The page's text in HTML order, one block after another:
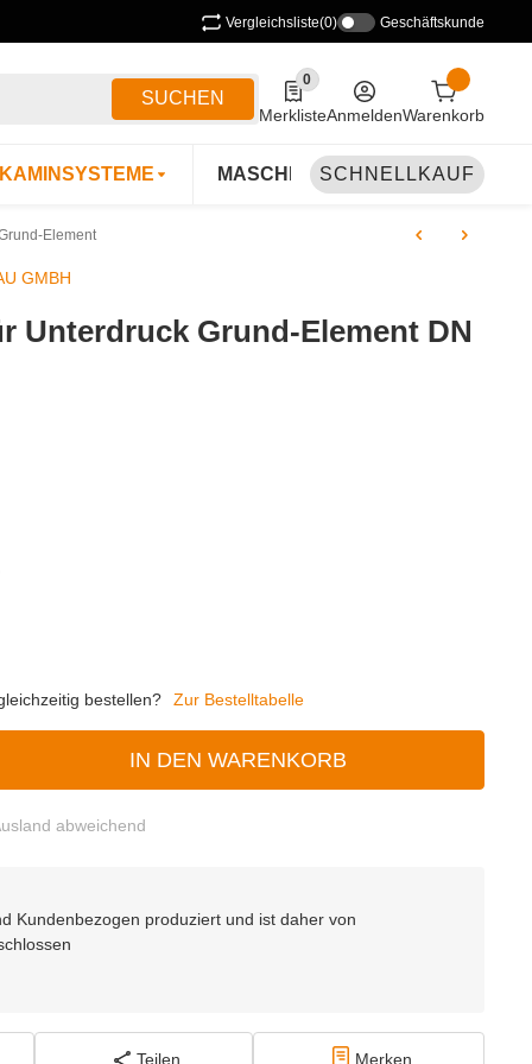
Vergleichsliste(0) Geschäftskunde
SUCHEN
0
0 Produkte in der Liste
MerklisteAnmeldenWarenkorb
KAMINSYSTEME MASCHINEN & ZUBEHÖR
SCHNELLKAUF
Element
GMBH
Unterdruck Grund-Element DN
bestellen?
Zur Bestelltabelle
IN DEN WARENKORB
abweichend
Kundenbezogen produziert und ist daher von
Teilen Merken